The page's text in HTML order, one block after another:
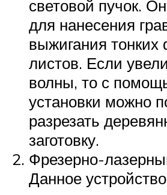
световой пучок.
для нанесения
выжигания
листов. Если
волны, то с
установки можно
разрезать
заготовку.
Фрезерно-
Данное